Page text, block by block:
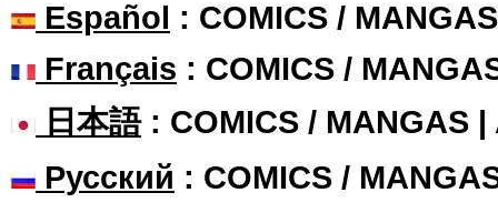
Español : COMICS /
Français : COMICS /
日本語: COMICS / MANGAS |
Русский : COMICS /